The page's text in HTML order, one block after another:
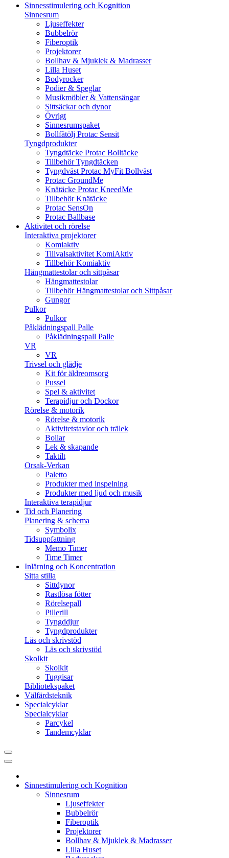
Sinnesstimulering och Kognition
Sinnesrum
Ljuseffekter
Bubbelrör
Fiberoptik
Projektorer
Bollhav & Mjuklek & Madrasser
Lilla Huset
Bodyrocker
Podier & Speglar
Musikmöbler & Vattensängar
Sittsäckar och dynor
Övrigt
Sinnesrumspaket
Bollfåtölj Protac Sensit
Tyngdprodukter
Tyngdtäcke Protac Bolltäcke
Tillbehör Tyngdtäcken
Tyngdväst Protac MyFit Bollväst
Protac GroundMe
Knätäcke Protac KneedMe
Tillbehör Knätäcke
Protac SensOn
Protac Ballbase
Aktivitet och rörelse
Interaktiva projektorer
Komiaktiv
Tillvalsaktivitet KomiAktiv
Tillbehör Komiaktiv
Hängmattestolar och sittpåsar
Hängmattestolar
Tillbehör Hängmattestolar och Sittpåsar
Gungor
Pulkor
Pulkor
Påklädningspall Palle
Påklädningspall Palle
VR
VR
Trivsel och glädje
Kit för äldreomsorg
Pussel
Spel & aktivitet
Terapidjur och Dockor
Rörelse & motorik
Rörelse & motorik
Aktivitetstavlor och trälek
Bollar
Lek & skapande
Taktilt
Orsak-Verkan
Paletto
Produkter med inspelning
Produkter med ljud och musik
Interaktiva terapidjur
Tid och Planering
Planering & schema
Symbolix
Tidsuppfattning
Memo Timer
Time Timer
Inlärning och Koncentration
Sitta stilla
Sittdynor
Rastlösa fötter
Rörelsepall
Pillerill
Tyngddjur
Tyngdprodukter
Läs och skrivstöd
Läs och skrivstöd
Skolkit
Skolkit
Tuggisar
Bibliotekspaket
Välfärdsteknik
Specialcyklar
Specialcyklar
Parcykel
Tandemcyklar
Sinnestimulering och Kognition
Sinnesrum
Ljuseffekter
Bubbelrör
Fiberoptik
Projektorer
Bollhav & Mjuklek & Madrasser
Lilla Huset